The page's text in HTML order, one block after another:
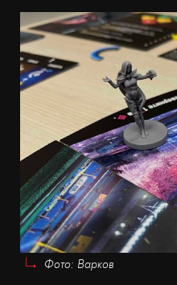
Фото: Варков